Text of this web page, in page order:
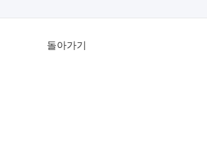
돌아가기